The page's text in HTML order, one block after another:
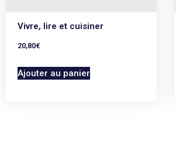
Vivre, lire et cuisiner
20,80€
Ajouter au panier